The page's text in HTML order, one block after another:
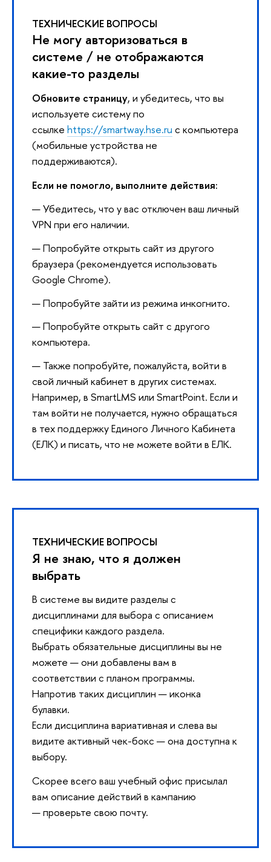
ТЕХНИЧЕСКИЕ ВОПРОСЫ
Не могу авторизоваться в
системе / не отображаются
какие-то разделы
Обновите страницу, и убедитесь, что вы
используете систему по
ссылке https://smartway.hse.ru с компьютера
(мобильные устройства не
поддерживаются).
Если не помогло, выполните действия:
Убедитесь, что у вас отключен ваш личный
VPN при его наличии.
Попробуйте открыть сайт из другого
браузера (рекомендуется использовать
Google Chrome).
Попробуйте зайти из режима инкогнито.
Попробуйте открыть сайт с другого
компьютера.
Также попробуйте, пожалуйста, войти в
свой личный кабинет в других системах.
Например, в SmartLMS или SmartPoint. Если и
там войти не получается, нужно обращаться
в тех поддержку Единого Личного Кабинета
(ЕЛК) и писать, что не можете войти в ЕЛК.
ТЕХНИЧЕСКИЕ ВОПРОСЫ
Я не знаю, что я должен
выбрать
В системе вы видите разделы с
дисциплинами для выбора с описанием
специфики каждого раздела.
Выбрать обязательные дисциплины вы не
можете — они добавлены вам в
соответствии с планом программы.
Напротив таких дисциплин — иконка
булавки.
Если дисциплина вариативная и слева вы
видите активный чек-бокс — она доступна к
выбору.
Скорее всего ваш учебный офис присылал
вам описание действий в кампанию
— проверьте свою почту.